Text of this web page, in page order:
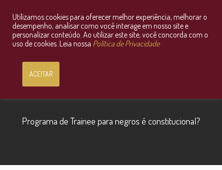
Consultoria Jurídica OnLine
Programa de Trainee para negros é constitucional?
Utilizamos cookies para oferecer melhor experiência, melhorar o
desempenho, analisar como você interage em nosso site e
personalizar conteúdo. Ao utilizar este site, você concorda com o
uso de cookies. Leia nossa Política de Privacidade
ACEITAR